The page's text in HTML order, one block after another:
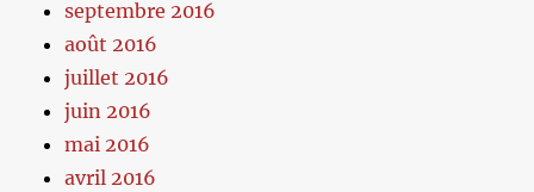
septembre 2016
août 2016
juillet 2016
juin 2016
mai 2016
avril 2016